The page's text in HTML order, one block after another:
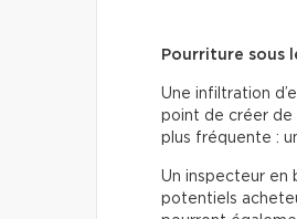
Pourriture sous
Une infiltration
point de créer de
plus fréquente :
Un inspecteur en
potentiels